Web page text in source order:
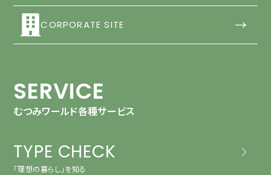
CORPORATE SITE →
SERVICE
むつみワールド各種サービス
TYPE CHECK
「理想の暮らし」を知る